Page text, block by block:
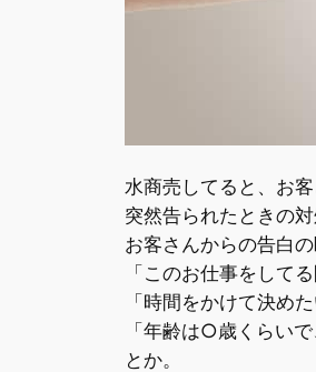
水商売してると、お
突然告られたときの
お客さんからの告白
「このお仕事をして
「時間をかけて決め
「年齢は○歳くらい
とか。